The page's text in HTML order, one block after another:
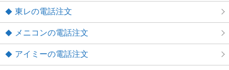
東レの電話注文
メニコンの電話注文
アイミーの電話注文